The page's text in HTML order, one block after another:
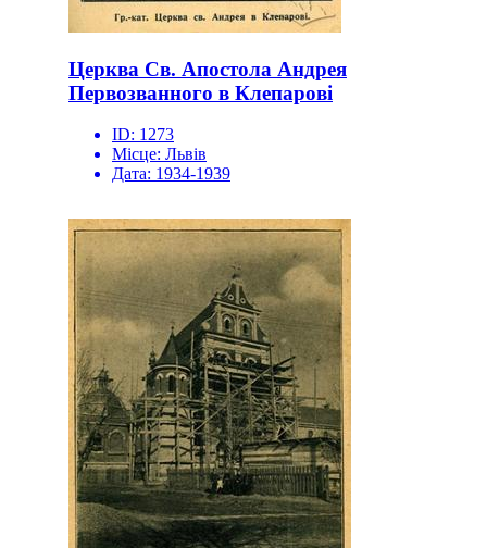
Церква Св. Апостола Андрея
Первозванного в Клепарові
ID: 1273
Місце: Львів
Дата: 1934-1939